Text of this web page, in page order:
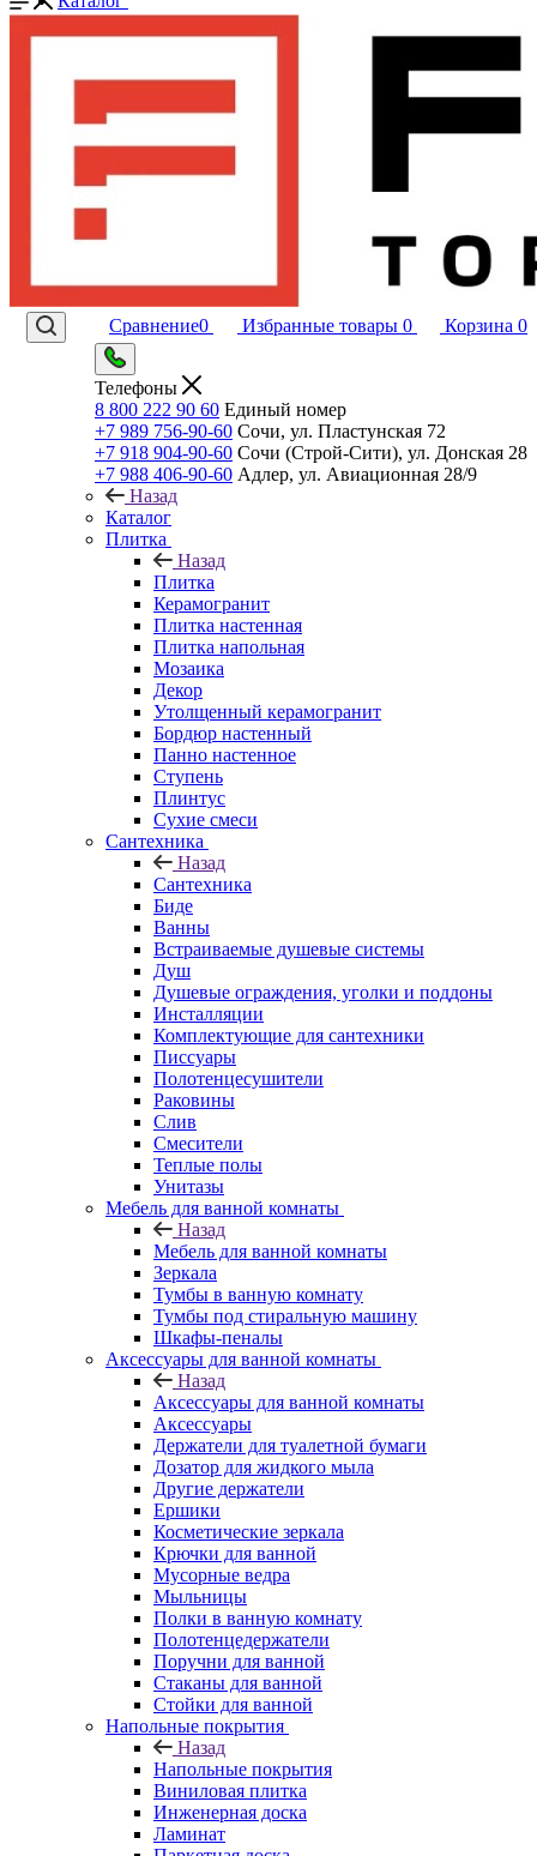
Сравнение0 Избранные товары 0 Корзина 0
Телефоны
8 800 222 90 60 Единый номер
+7 989 756-90-60 Сочи, ул. Пластунская 72
+7 918 904-90-60 Сочи (Строй-Сити), ул. Донская 28
+7 988 406-90-60 Адлер, ул. Авиационная 28/9
Назад
Каталог
Плитка
Назад
Плитка
Керамогранит
Плитка настенная
Плитка напольная
Мозаика
Декор
Утолщенный керамогранит
Бордюр настенный
Панно настенное
Ступень
Плинтус
Сухие смеси
Сантехника
Назад
Сантехника
Биде
Ванны
Встраиваемые душевые системы
Душ
Душевые ограждения, уголки и поддоны
Инсталляции
Комплектующие для сантехники
Писсуары
Полотенцесушители
Раковины
Слив
Смесители
Теплые полы
Унитазы
Мебель для ванной комнаты
Назад
Мебель для ванной комнаты
Зеркала
Тумбы в ванную комнату
Тумбы под стиральную машину
Шкафы-пеналы
Аксессуары для ванной комнаты
Назад
Аксессуары для ванной комнаты
Аксессуары
Держатели для туалетной бумаги
Дозатор для жидкого мыла
Другие держатели
Ершики
Косметические зеркала
Крючки для ванной
Мусорные ведра
Мыльницы
Полки в ванную комнату
Полотенцедержатели
Поручни для ванной
Стаканы для ванной
Стойки для ванной
Напольные покрытия
Назад
Напольные покрытия
Виниловая плитка
Инженерная доска
Ламинат